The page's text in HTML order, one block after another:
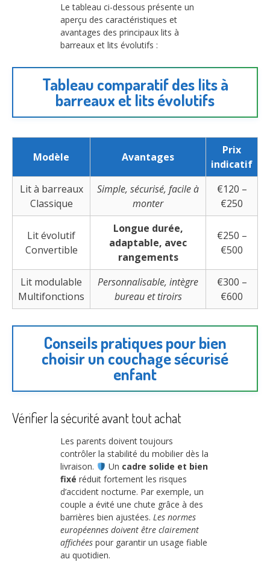
Le tableau ci-dessous présente un
aperçu des caractéristiques et
avantages des principaux lits à
barreaux et lits évolutifs :
Tableau comparatif des lits à
barreaux et lits évolutifs
Modèle Avantages
Prix
indicatif
Lit à barreaux
Classique
Simple, sécurisé, facile à
monter
€120 –
€250
Lit évolutif
Convertible
Longue durée,
adaptable, avec
rangements
€250 –
€500
Lit modulable
Multifonctions
Personnalisable, intègre
bureau et tiroirs
€300 –
€600
Conseils pratiques pour bien
choisir un couchage sécurisé
enfant
Vérifier la sécurité avant tout achat
Les parents doivent toujours
contrôler la stabilité du mobilier dès la
livraison.
Un cadre solide et bien
fixé réduit fortement les risques
d’accident nocturne. Par exemple, un
couple a évité une chute grâce à des
barrières bien ajustées. Les normes
européennes doivent être clairement
affichées pour garantir un usage fiable
au quotidien.